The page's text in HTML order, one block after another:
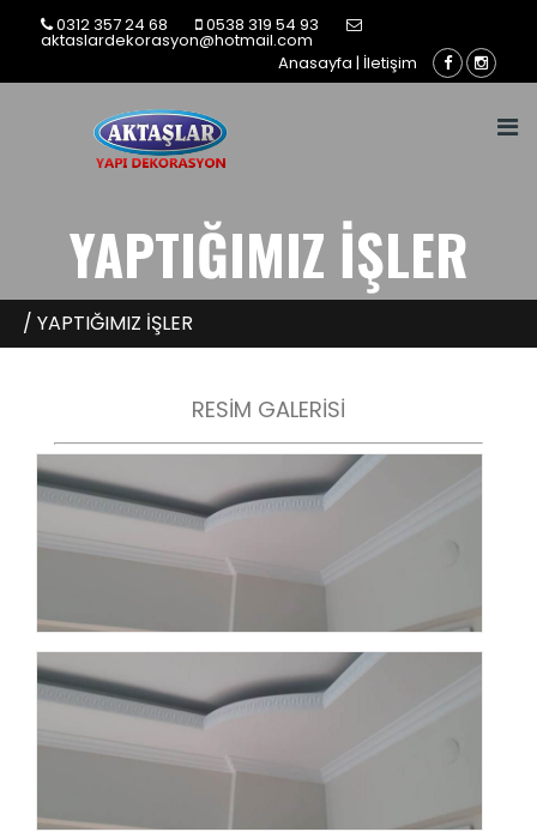
0312 357 24 68 0538 319 54 93
aktaslardekorasyon@hotmail.com
Anasayfa | İletişim
YAPTIĞIMIZ İŞLER
/ YAPTIĞIMIZ İŞLER
RESİM GALERİSİ